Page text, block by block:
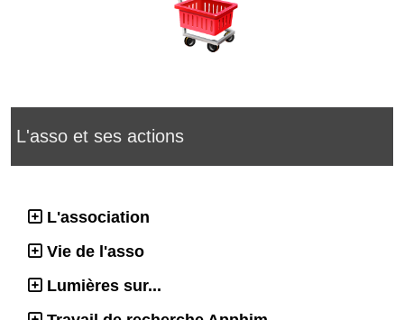
L'asso et ses actions
L'association
Vie de l'asso
Lumières sur...